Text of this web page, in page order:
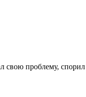
свою проблему,